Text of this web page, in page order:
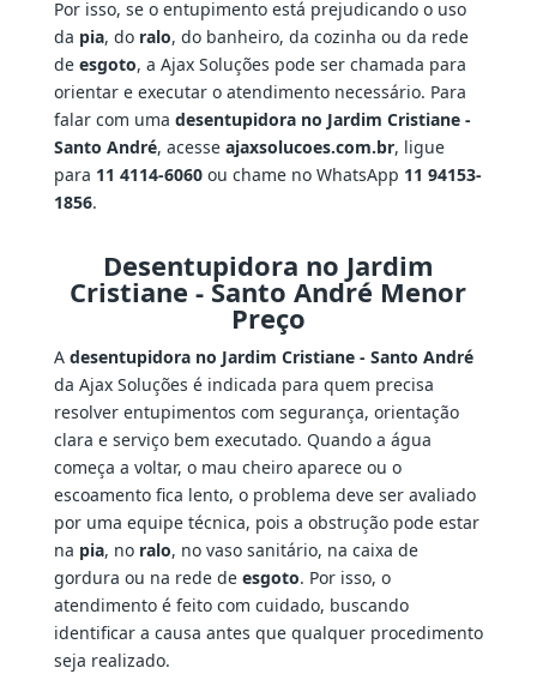
Por isso, se o entupimento está prejudicando o uso
da pia, do ralo, do banheiro, da cozinha ou da rede
de esgoto, a Ajax Soluções pode ser chamada para
orientar e executar o atendimento necessário. Para
falar com uma desentupidora no Jardim Cristiane -
Santo André, acesse ajaxsolucoes.com.br, ligue
para 11 4114-6060ou chame no WhatsApp 11 94153-
1856.
Desentupidora no Jardim
Cristiane - Santo André Menor
Preço
A desentupidora no Jardim Cristiane - Santo André
da Ajax Soluções é indicada para quem precisa
resolver entupimentos com segurança, orientação
clara e serviço bem executado. Quando a água
começa a voltar, o mau cheiro aparece ou o
escoamento fica lento, o problema deve ser avaliado
por uma equipe técnica, pois a obstrução pode estar
na pia, no ralo, no vaso sanitário, na caixa de
gordura ou na rede de esgoto. Por isso, o
atendimento é feito com cuidado, buscando
identificar a causa antes que qualquer procedimento
seja realizado.